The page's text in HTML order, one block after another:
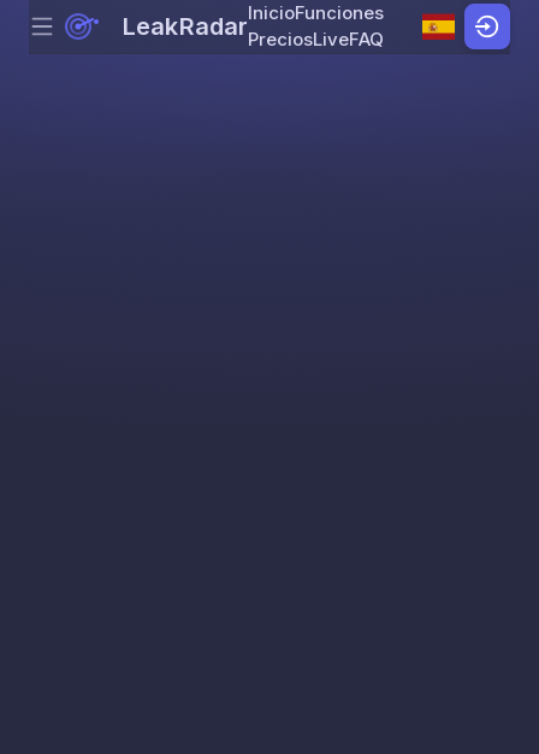
Skip to content
Menu LeakRadarInicioFunciones
PreciosLiveFAQ